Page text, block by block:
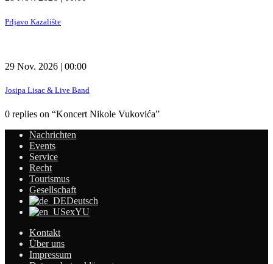
Prljavo Kazalište
29 Nov. 2026 | 00:00
Josipa Lisac & Live Band
0 replies on “Koncert Nikole Vukovića”
Nachrichten
Events
Service
Recht
Tourismus
Gesellschaft
Deutsch
exYU
Kontakt
Über uns
Impressum